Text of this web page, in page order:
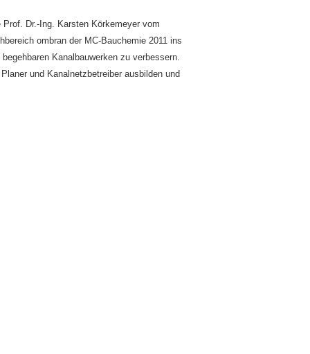
Dr.-Ing. Karsten Körkemeyer vom
ombran der MC-Bauchemie 2011 ins
Kanalbauwerken zu verbessern.
und Kanalnetzbetreiber ausbilden und